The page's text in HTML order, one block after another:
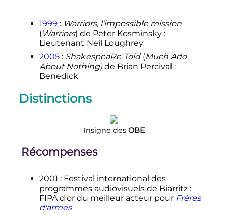
1999 : Warriors, l'impossible mission
(Warriors) de Peter Kosminsky :
Lieutenant Neil Loughrey
2005 : ShakespeaRe-Told(Much Ado
About Nothing)de Brian Percival :
Benedick
Distinctions
Insigne des OBE
Récompenses
2001 : Festival international des
programmes audiovisuels de Biarritz :
FIPA d'or du meilleur acteur pour Frères
d'armes